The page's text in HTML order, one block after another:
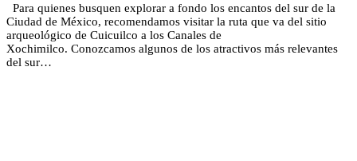
Para quienes busquen explorar a fondo los encantos del sur de la
Ciudad de México, recomendamos visitar la ruta que va del sitio
arqueológico de Cuicuilco a los Canales de
Xochimilco. Conozcamos algunos de los atractivos más relevantes
del sur…